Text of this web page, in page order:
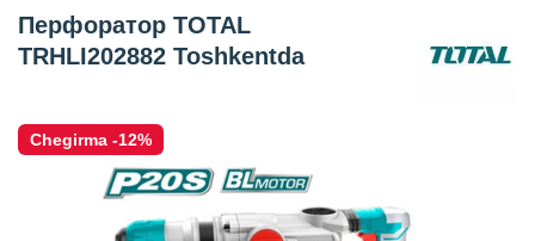
Перфоратор TOTAL
TRHLI202882 Toshkentda
Chegirma -12%